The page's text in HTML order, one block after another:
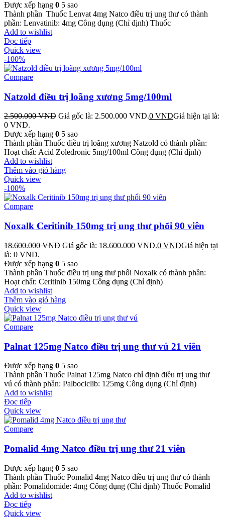
Được xếp hạng 0 5 sao
Thành phần Thuốc Lenvat 4mg Natco điều trị ung thư có thành
phần: Lenvatinib: 4mg Công dụng (Chỉ định) Thuốc
Add to wishlist
Đọc tiếp
Quick view
-100%
Compare
Natzold điều trị loãng xương 5mg/100ml
2.500.000VND Giá gốc là: 2.500.000 VND.0 VNDGiá hiện tại là:
0 VND.
Được xếp hạng 0 5 sao
Thành phần Thuốc điều trị loãng xương Natzold có thành phần:
Hoạt chất: Acid Zoledronic 5mg/100ml Công dụng (Chỉ định)
Add to wishlist
Thêm vào giỏ hàng
Quick view
-100%
Compare
Noxalk Ceritinib 150mg trị ung thư phổi 90 viên
18.600.000VND Giá gốc là: 18.600.000 VND.0 VNDGiá hiện tại
là: 0 VND.
Được xếp hạng 0 5 sao
Thành phần Thuốc điều trị ung thư phổi Noxalk có thành phần:
Hoạt chất: Ceritinib 150mg Công dụng (Chỉ định)
Add to wishlist
Thêm vào giỏ hàng
Quick view
Compare
Palnat 125mg Natco điều trị ung thư vú 21 viên
Được xếp hạng 0 5 sao
Thành phần Thuốc Palnat 125mg Natco chỉ định điều trị ung thư
vú có thành phần: Palbociclib: 125mg Công dụng (Chỉ định)
Add to wishlist
Đọc tiếp
Quick view
Compare
Pomalid 4mg Natco điều trị ung thư 21 viên
Được xếp hạng 0 5 sao
Thành phần Thuốc Pomalid 4mg Natco điều trị ung thư có thành
phần: Pomalidomide: 4mg Công dụng (Chỉ định) Thuốc Pomalid
Add to wishlist
Đọc tiếp
Quick view